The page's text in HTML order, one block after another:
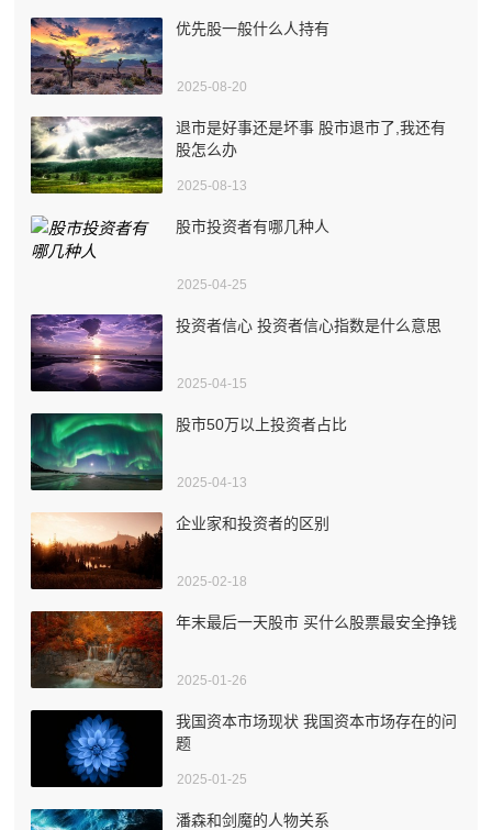
优先股一般什么人持有
2025-08-20
退市是好事还是坏事 股市退市了,我还有
股怎么办
2025-08-13
股市投资者有哪几种人
2025-04-25
投资者信心 投资者信心指数是什么意思
2025-04-15
股市50万以上投资者占比
2025-04-13
企业家和投资者的区别
2025-02-18
年末最后一天股市 买什么股票最安全挣钱
2025-01-26
我国资本市场现状 我国资本市场存在的问
题
2025-01-25
潘森和剑魔的人物关系